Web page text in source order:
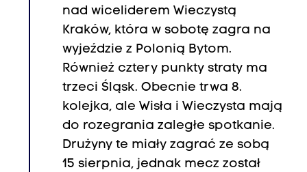
nad wiceliderem Wieczystą
Kraków, która w sobotę zagra na
wyjeździe z Polonią Bytom.
Również cztery punkty straty ma
trzeci Śląsk. Obecnie trwa 8.
kolejka, ale Wisła i Wieczysta mają
do rozegrania zaległe spotkanie.
Drużyny te miały zagrać ze sobą
15 sierpnia, jednak mecz został